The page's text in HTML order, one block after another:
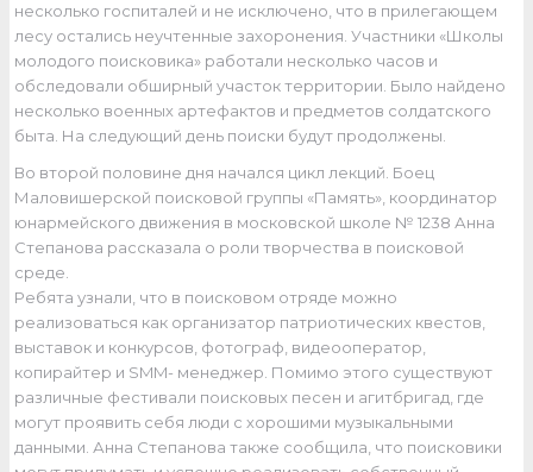
несколько госпиталей и не исключено, что в прилегающем
лесу остались неучтенные захоронения. Участники «Школы
молодого поисковика» работали несколько часов и
обследовали обширный участок территории. Было найдено
несколько военных артефактов и предметов солдатского
быта. На следующий день поиски будут продолжены.
Во второй половине дня начался цикл лекций. Боец
Маловишерской поисковой группы «Память», координатор
юнармейского движения в московской школе № 1238 Анна
Степанова рассказала о роли творчества в поисковой
среде.
Ребята узнали, что в поисковом отряде можно
реализоваться как организатор патриотических квестов,
выставок и конкурсов, фотограф, видеооператор,
копирайтер и SMM- менеджер. Помимо этого существуют
различные фестивали поисковых песен и агитбригад, где
могут проявить себя люди с хорошими музыкальными
данными. Анна Степанова также сообщила, что поисковики